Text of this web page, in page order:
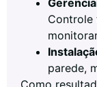
Controle
parede,